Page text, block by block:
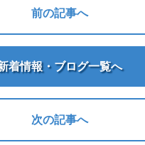
前の記事へ
着情報・ブログ一覧へ
次の記事へ